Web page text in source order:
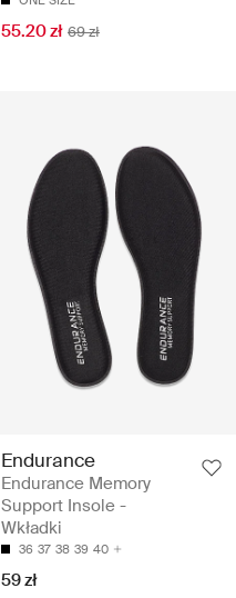
55.20 zł 69 zł
Endurance
Endurance Memory
Support Insole -
Wkładki
36 37 38 39 40
59 zł